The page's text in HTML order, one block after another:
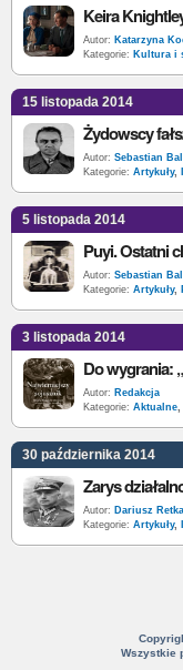
Autor: Katarzyna
Kategorie: Kultura i
15 listopada 2014
Autor: Sebastian
Kategorie: Artykuły,
5 listopada 2014
Puyi. Ostatni
Autor: Sebastian
Kategorie: Artykuły,
3 listopada 2014
Do wygrania:
Autor: Redakcja
Kategorie: Aktualne,
30 października 2014
Zarys
Autor: Dariusz Retka
Kategorie: Artykuły,
Wszystkie